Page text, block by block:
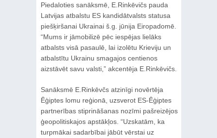
Piedaloties sanāksmē, E.Rinkēvičs pauda
Latvijas atbalstu ES kandidātvalsts statusa
piešķiršanai Ukrainai š.g. jūnija Eiropadomē.
“Mums ir jāmobilizē pēc iespējas lielāks
atbalsts visā pasaulē, lai izolētu Krieviju un
atbalstītu Ukrainu smagajos centienos
aizstāvēt savu valsti,” akcentēja E.Rinkēvičs.
Sanāksmē E.Rinkēvčs atzinīgi novērtēja
Ēģiptes lomu reģionā, uzsverot ES-Ēģiptes
partnerības stiprināšanas nozīmi pašreizējos
ģeopolitiskajos apstākļos. “Uzskatām, ka
turpmākai sadarbībai jābūt vērstai uz